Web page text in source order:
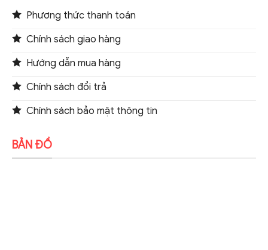
Phương thức thanh toán
Chính sách giao hàng
Hướng dẫn mua hàng
Chính sách đổi trả
Chính sách bảo mật thông tin
BẢN ĐỒ